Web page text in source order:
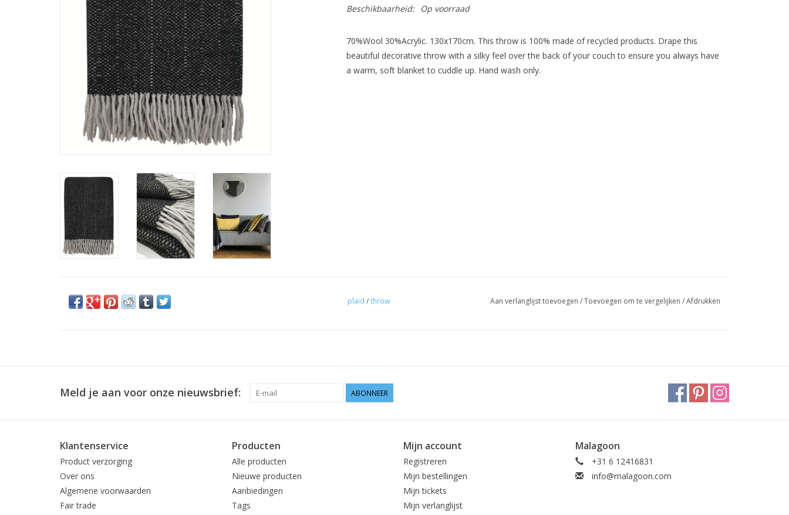
Beschikbaarheid:
Op voorraad
70%Wool 30%Acrylic. 130x170cm. This throw is 100% made of recycled products. Drape this
beautiful decorative throw with a silky feel over the back of your couch to ensure you always have
a warm, soft blanket to cuddle up. Hand wash only.
plaid /throw Aan verlanglijst toevoegen /Toevoegen om te vergelijken /Afdrukken
Meld je aan voor onze nieuwsbrief: ABONNEER
Klantenservice
Product verzorging
Over ons
Algemene voorwaarden
Fair trade
Producten
Alle producten
Nieuwe producten
Aanbiedingen
Tags
Mijn account
Registreren
Mijn bestellingen
Mijn tickets
Mijn verlanglijst
Malagoon
+31 6 12416831
info@malagoon.com